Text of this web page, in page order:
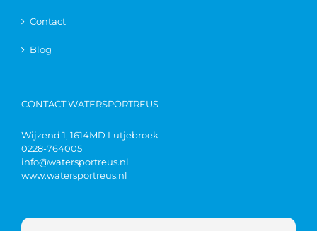
Contact
Blog
CONTACT WATERSPORTREUS
Wijzend 1, 1614MD Lutjebroek
0228-764005
info@watersportreus.nl
www.watersportreus.nl